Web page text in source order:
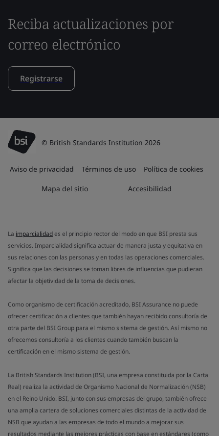
Reciba actualizaciones por
correo electrónico
Registrarse
© British Standards Institution 2026
Aviso de privacidad Términos de uso Política de cookies
Mapa del sitio Accesibilidad
La imparcialidades el principio rector del modo en que BSI presta sus
servicios. Imparcialidad significa actuar de manera justa y equitativa en
sus relaciones con las personas y en todas las operaciones comerciales.
Significa que las decisiones se toman libres de influencias que pudieran
afectar la objetividad de la toma de decisiones.
Como organismo de certificación acreditado, BSI Assurance no puede
ofrecer certificación a clientes que también hayan recibido consultoría de
otra parte del BSI Group para el mismo sistema de gestión. Así mismo no
ofrecemos consultoría a los clientes cuando también buscan la
certificación en el mismo sistema de gestión.
La British Standards Institution (BSI, una empresa constituida por la Carta
Real) realiza la actividad de Organismo Nacional de Normalización (NSB)
en el Reino Unido. BSI, junto con sus empresas del grupo, también ofrece
una amplia cartera de soluciones comerciales distintas de la actividad de
NSB que ayudan a las empresas de todo el mundo a mejorar sus
resultados mediante las mejores prácticas con base en estándares (como